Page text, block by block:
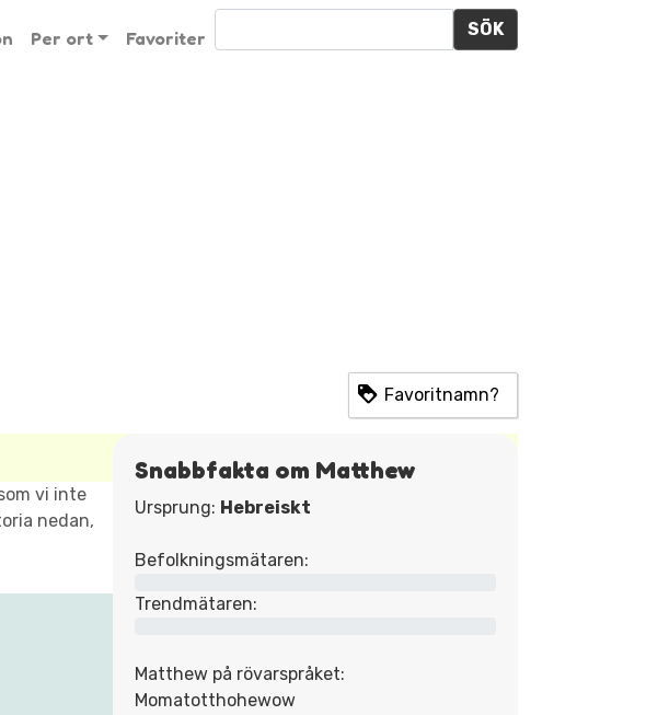
Per ort Favoriter SÖK
Favoritnamn?
Snabbfakta om Matthew
Ursprung: Hebreiskt
Befolkningsmätaren:
Trendmätaren:
Matthew på rövarspråket:
Momatotthohewow
vi inte
nedan,